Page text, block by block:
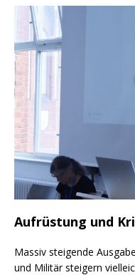
Aufrüstung und
Massiv steigende
und Militär steigern